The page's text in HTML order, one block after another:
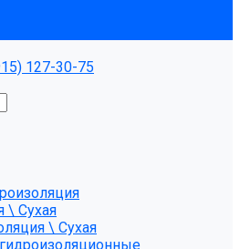
127-30-75
\ Сухая
\ Сухая